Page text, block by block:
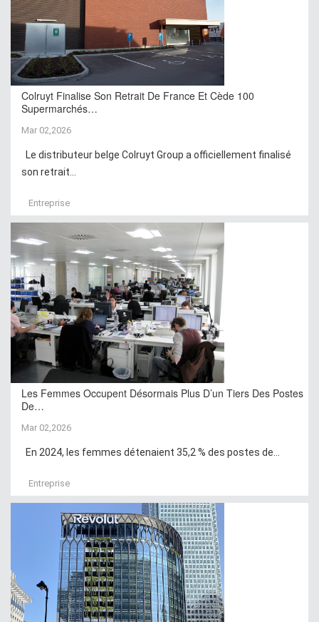
Colruyt Finalise Son Retrait De France Et Cède 100
Supermarchés…
Mar 02,2026
Le distributeur belge Colruyt Group a officiellement finalisé
son retrait...
Entreprise
Les Femmes Occupent Désormais Plus D’un Tiers Des Postes
De…
Mar 02,2026
En 2024, les femmes détenaient 35,2 % des postes de...
Entreprise